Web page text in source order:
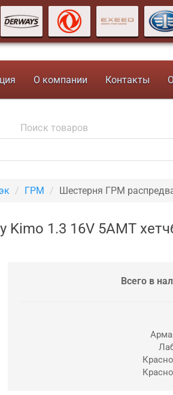
О компании Контакты
ГРМ Шестерня ГРМ
1.3 16V 5AMT
Всего в